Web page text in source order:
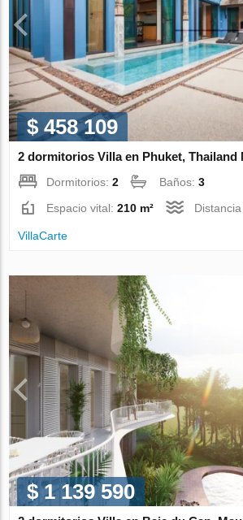
$ 458 109
2 dormitorios Villa en Phuket, Thailand
Dormitorios:2 Baños:3
Espacio vital:210 m²
VillaСarte
$ 1 139 590